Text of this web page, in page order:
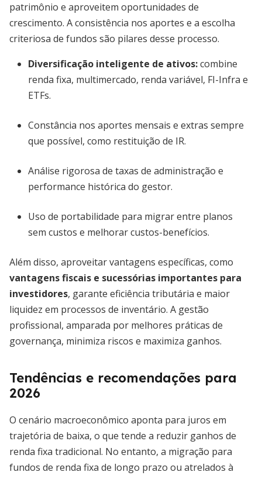
patrimônio e aproveitem oportunidades de
crescimento. A consistência nos aportes e a escolha
criteriosa de fundos são pilares desse processo.
Diversificação inteligente de ativos:combine
renda fixa, multimercado, renda variável, FI-Infra e
ETFs.
Constância nos aportes mensais e extras sempre
que possível, como restituição de IR.
Análise rigorosa de taxas de administração e
performance histórica do gestor.
Uso de portabilidade para migrar entre planos
sem custos e melhorar custos-benefícios.
Além disso, aproveitar vantagens específicas, como
vantagens fiscais e sucessórias importantes para
investidores, garante eficiência tributária e maior
liquidez em processos de inventário. A gestão
profissional, amparada por melhores práticas de
governança, minimiza riscos e maximiza ganhos.
Tendências e recomendações para
2026
O cenário macroeconômico aponta para juros em
trajetória de baixa, o que tende a reduzir ganhos de
renda fixa tradicional. No entanto, a migração para
fundos de renda fixa de longo prazo ou atrelados à